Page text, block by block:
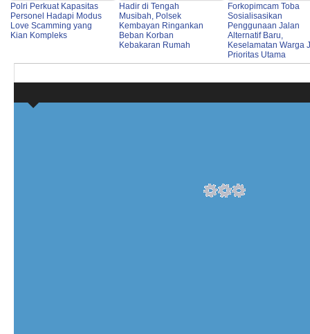
Polri Perkuat Kapasitas
Personel Hadapi Modus
Love Scamming yang
Kian Kompleks
Hadir di Tengah
Musibah, Polsek
Kembayan Ringankan
Beban Korban
Kebakaran Rumah
Forkopimcam Toba
Sosialisasikan
Penggunaan Jalan
Alternatif Baru,
Keselamatan Warga
Prioritas Utama